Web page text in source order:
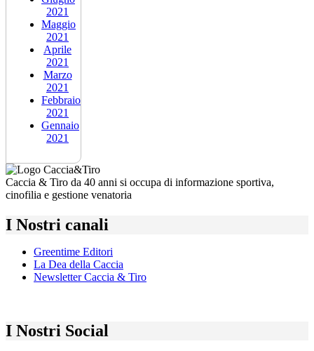
2021
Maggio
2021
Aprile
2021
Marzo
2021
Febbraio
2021
Gennaio
2021
Caccia & Tiro da 40 anni si occupa di informazione sportiva,
cinofilia e gestione venatoria
I Nostri canali
Greentime Editori
La Dea della Caccia
Newsletter Caccia & Tiro
I Nostri Social